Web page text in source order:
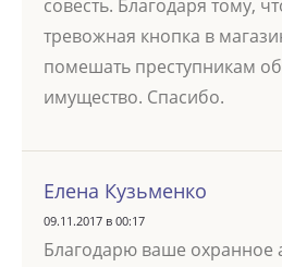
совесть. Благодаря тому,
тревожная кнопка в
помешать преступникам
имущество. Спасибо.
Елена Кузьменко
09.11.2017 в 00:17
Благодарю ваше охранное